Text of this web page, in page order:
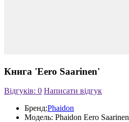
Книга 'Eero Saarinen'
Відгуків: 0 Написати відгук
Бренд:Phaidon
Модель: Phaidon Eero Saarinen